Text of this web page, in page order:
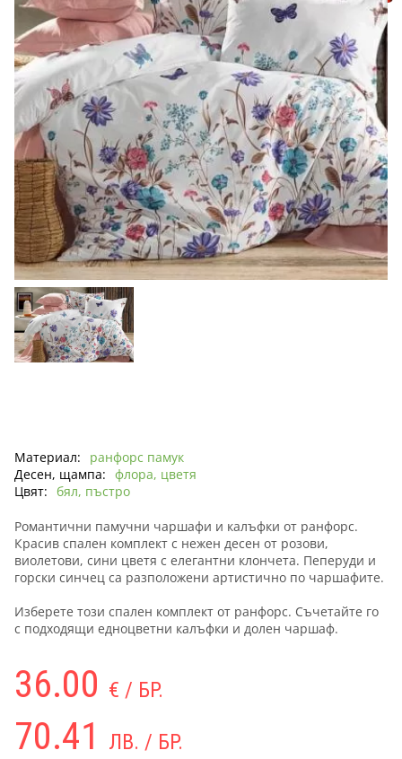
Материал:
ранфорс памук
Десен, щампа: флора, цветя
Цвят: бял, пъстро
Романтични памучни чаршафи и калъфки от ранфорс.
Красив спален комплект с нежен десен от розови,
виолетови, сини цветя с елегантни клончета. Пеперуди и
горски синчец са разположени артистично по чаршафите.
Изберете този спален комплект от ранфорс. Съчетайте го
с подходящи едноцветни калъфки и долен чаршаф.
36.00 € / БР.
70.41 ЛВ. / БР.